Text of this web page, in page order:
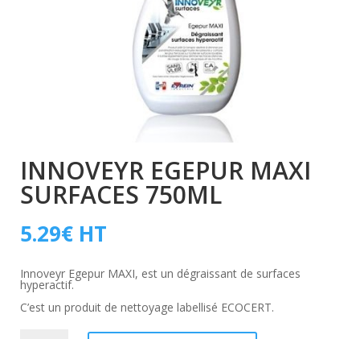
INNOVEYR EGEPUR MAXI
SURFACES 750ML
5.29€ HT
Innoveyr Egepur MAXI, est un dégraissant de surfaces
hyperactif.
C’est un produit de nettoyage labellisé ECOCERT.